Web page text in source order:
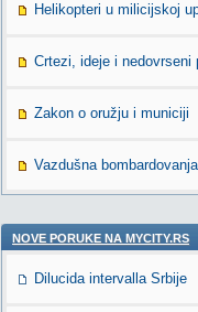
Helikopteri u milicijskoj
Crtezi, ideje i nedovrseni
Zakon o oružju i municiji
Vazdušna
NOVE PORUKE NA MYCITY.RS
Dilucida intervalla Srbije